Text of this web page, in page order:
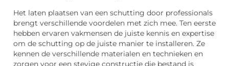
Het laten plaatsen van een schutting door professionals
brengt verschillende voordelen met zich mee. Ten eerste
hebben ervaren vakmensen de juiste kennis en expertise
om de schutting op de juiste manier te installeren. Ze
kennen de verschillende materialen en technieken en
zorgen voor een stevige constructie die bestand is